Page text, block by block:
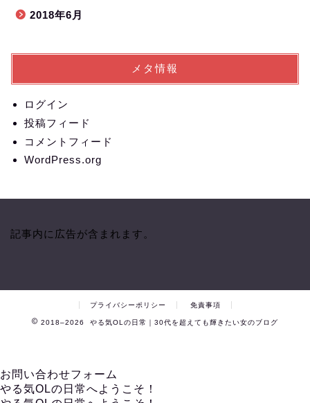
2018年6月
メタ情報
ログイン
投稿フィード
コメントフィード
WordPress.org
記事内に広告が含まれます。
プライバシーポリシー 免責事項
2018–2026 やる気OLの日常｜30代を超えても輝きたい女のブログ
お問い合わせフォーム
やる気OLの日常へようこそ！